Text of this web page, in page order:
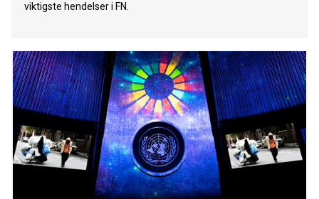
viktigste hendelser i FN.